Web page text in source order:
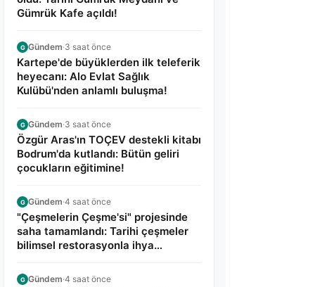
Gümrük Kafe açıldı!
G Gündem·3 saat önce
Kartepe'de büyüklerden ilk teleferik
heyecanı: Alo Evlat Sağlık
Kulübü'nden anlamlı buluşma!
G Gündem·3 saat önce
Özgür Aras'ın TOÇEV destekli kitabı
Bodrum'da kutlandı: Bütün geliri
çocukların eğitimine!
G Gündem·4 saat önce
"Çeşmelerin Çeşme'si" projesinde
saha tamamlandı: Tarihi çeşmeler
bilimsel restorasyonla ihya
G Gündem·4 saat önce